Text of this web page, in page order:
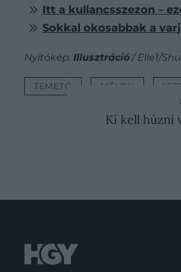
Itt a kullancsszezon –
Sokkal okosabbak a
Nyitókép: Illusztráció / Elle1/
TEMETŐ MÉHEK
Ki kell húzni